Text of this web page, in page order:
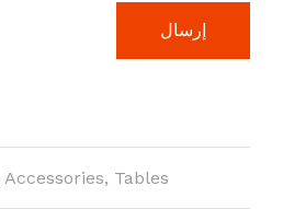
Accessories, Tables